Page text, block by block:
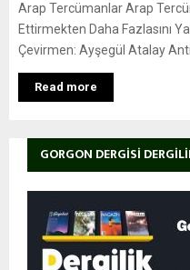
Arap Tercümanlar Arap
Ettirmekten Daha Fazlasını
Çevirmen: Ayşegül Atalay
Read more
GORGON DERGISI